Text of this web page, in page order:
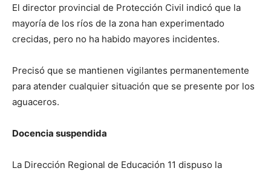
El director provincial de Protección Civil indicó que la
mayoría de los ríos de la zona han experimentado
crecidas, pero no ha habido mayores incidentes.
Precisó que se mantienen vigilantes permanentemente
para atender cualquier situación que se presente por los
aguaceros.
Docencia suspendida
La Dirección Regional de Educación 11 dispuso la